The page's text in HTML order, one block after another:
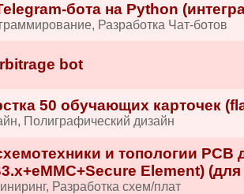
бота на Python
Разработка Чат-ботов
bot
50 обучающих карточек
Полиграфический дизайн
и топологии
Element) (для
Разработка схем/плат